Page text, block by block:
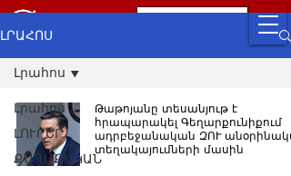
ԼՐԱՀՈՍ
Լրահոս
ԼՈՒՐԵՐ
ՔԱՂԱՔԱԿԱՆ
Լրահոս
Թաթոյանը տեսանյութ է
հրապարակել Գեղարքունիքում
ադրբեջանական ԶՈՒ
տեղակայումների մասին